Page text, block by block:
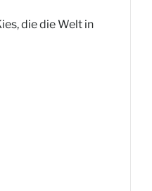
die die Welt in